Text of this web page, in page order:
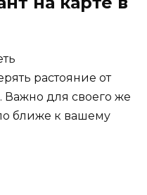
растояние от
Важно для своего же
ближе к вашему